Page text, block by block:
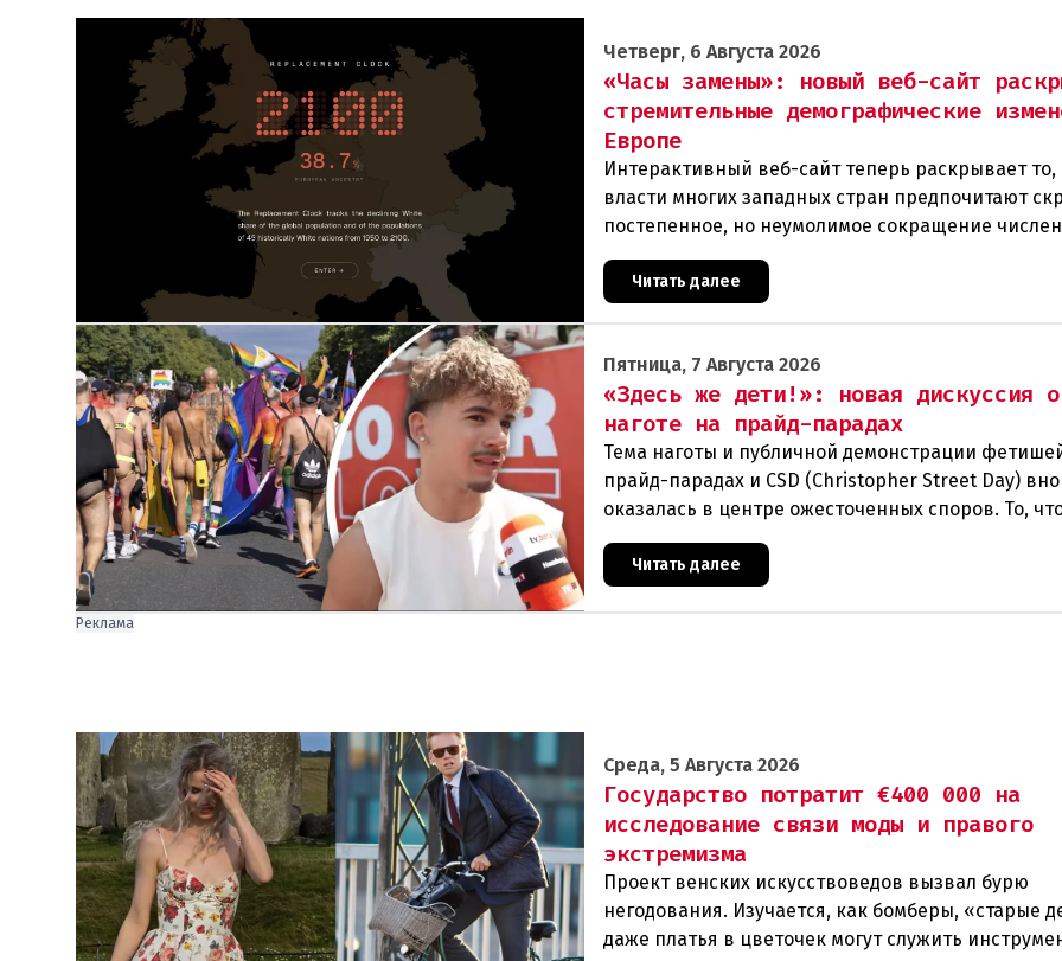
Четверг, 6 Августа 2026
«Часы замены»: новый веб-сайт
стремительные демографические
Европе
Интерактивный веб-сайт теперь раскрывает то,
власти многих западных стран предпочитают
постепенное, но неумолимое сокращение
Читать далее
Пятница, 7 Августа 2026
«Здесь же дети!»: новая дискуссия о
наготе на прайд-парадах
Тема наготы и публичной демонстрации
прайд-парадах и CSD (Christopher Street Day)
оказалась в центре ожесточенных споров. То,
Читать далее
Реклама
Среда, 5 Августа 2026
Государство потратит €400 000 на
исследование связи моды и правого
экстремизма
Проект венских искусствоведов вызвал бурю
негодования. Изучается, как бомберы, «старые
даже платья в цветочек могут служить